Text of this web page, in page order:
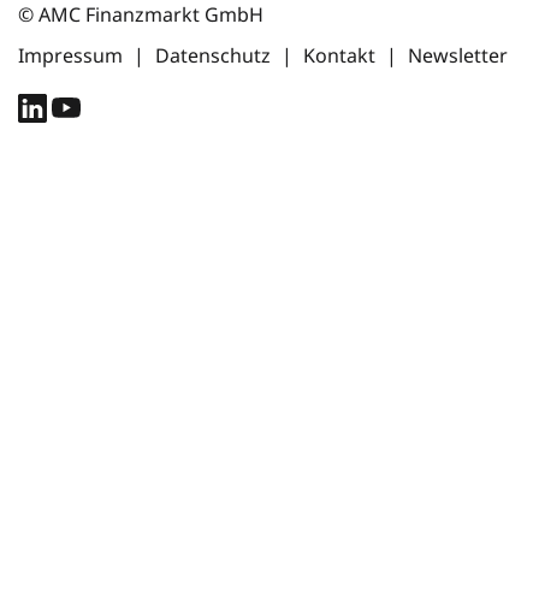
© AMC Finanzmarkt GmbH
Impressum | Datenschutz | Kontakt | Newsletter